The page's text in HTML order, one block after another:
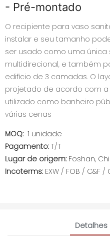
- Pré-montado
O recipiente para vaso
instalar e seu tamanho
ser usado como uma
multidirecional, e também
edifício de 3 camadas. O
projetado de acordo com
utilizado como banheiro
várias cenas
MOQ: 1 unidade
Pagamento: T/T
Lugar de origem: Foshan,
Incoterms: EXW / FOB / C&F /
Detalhes